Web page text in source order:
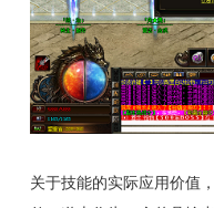
关于技能的实际应用价值